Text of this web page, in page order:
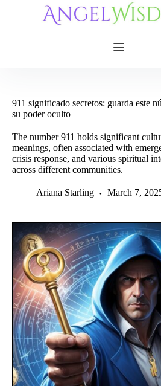
911 significado secretos: guarda este
su poder oculto
The number 911 holds significant
meanings, often associated with
crisis response, and various spiritual
across different communities.
Ariana Starling March 7,